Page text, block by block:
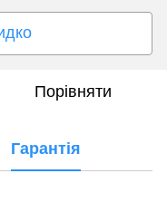
Порівняти
Гарантія